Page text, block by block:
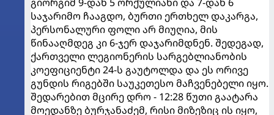
გიორგიმ 9-დან 5 ორქულიანი და 7-დან 6
საჯარიმო ჩააგდო, ბურთი ერთხელ დაკარგა,
პერსონალური ფოლი არ მიუღია, მის
წინააღმდეგ კი 6-ჯერ დაჯარიმდნენ. შედეგად,
ქართველი ლეგიონერის სარგებლიანობის
კოეფიციენტი 24-ს გაუტოლდა და ეს ორივე
გუნდის რიგებში საუკეთესო მაჩვენებელი იყო.
შედარებით მცირე დრო - 12:28 წუთი გაატარა
მოედანზე ბურჯანაძემ, რისი მიზეზიც ის იყო,